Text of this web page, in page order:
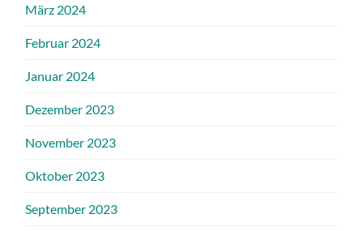
März 2024
Februar 2024
Januar 2024
Dezember 2023
November 2023
Oktober 2023
September 2023